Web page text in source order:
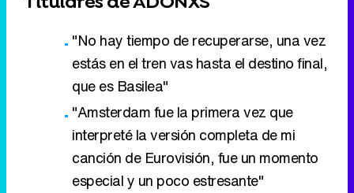
"No hay tiempo de recuperarse, una vez
estás en el tren vas hasta el destino final,
que es Basilea"
"Amsterdam fue la primera vez que
interpreté la versión completa de mi
canción de Eurovisión, fue un momento
especial y un poco estresante"